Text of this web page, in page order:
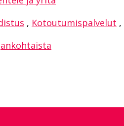
, Kotoutumispalvelut ,